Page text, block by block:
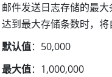
邮件发送日志存储的最大
达到最大存储条数时，
默认值：50,000
最大值：1,000,000